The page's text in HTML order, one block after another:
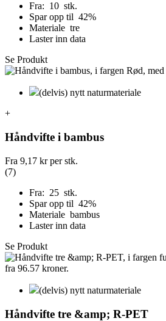
Fra: 10 stk.
Spar opp til 42%
Materiale tre
Laster inn data
Se Produkt
(delvis) nytt naturmateriale
+
Håndvifte i bambus
Fra 9,17 krper stk.
(7)
Fra: 25 stk.
Spar opp til 42%
Materiale bambus
Laster inn data
Se Produkt
(delvis) nytt naturmateriale
Håndvifte tre &amp; R-PET